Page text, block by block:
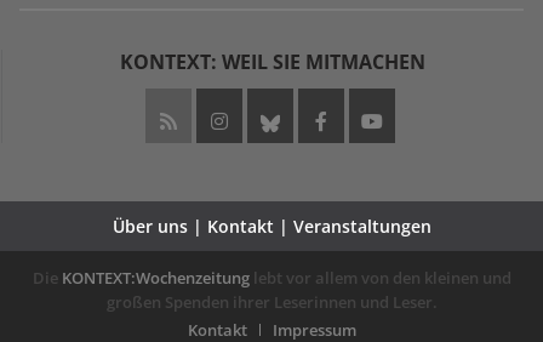
KONTEXT: WEIL SIE MITMACHEN
Über uns | Kontakt | Veranstaltungen
Die KONTEXT:Wochenzeitunglebt vor allem von den kleinen und
großen Spenden ihrer Leserinnen und Leser.
Kontakt
Impressum